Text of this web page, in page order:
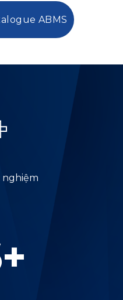
ABMS
nghiệm
+